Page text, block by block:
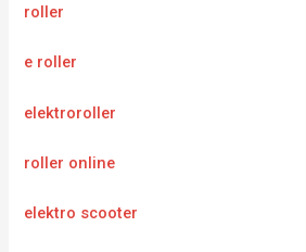
roller
e roller
elektroroller
roller online
elektro scooter